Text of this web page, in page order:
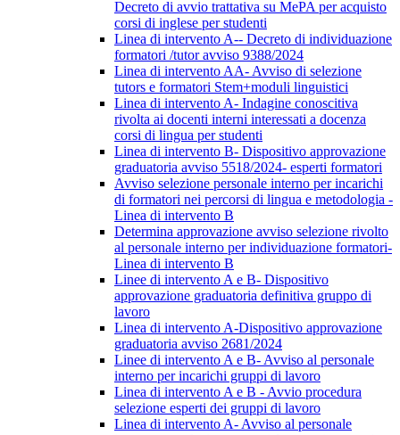
Decreto di avvio trattativa su MePA per acquisto
corsi di inglese per studenti
Linea di intervento A-- Decreto di individuazione
formatori /tutor avviso 9388/2024
Linea di intervento AA- Avviso di selezione
tutors e formatori Stem+moduli linguistici
Linea di intervento A- Indagine conoscitiva
rivolta ai docenti interni interessati a docenza
corsi di lingua per studenti
Linea di intervento B- Dispositivo approvazione
graduatoria avviso 5518/2024- esperti formatori
Avviso selezione personale interno per incarichi
di formatori nei percorsi di lingua e metodologia -
Linea di intervento B
Determina approvazione avviso selezione rivolto
al personale interno per individuazione formatori-
Linea di intervento B
Linee di intervento A e B- Dispositivo
approvazione graduatoria definitiva gruppo di
lavoro
Linea di intervento A-Dispositivo approvazione
graduatoria avviso 2681/2024
Linee di intervento A e B- Avviso al personale
interno per incarichi gruppi di lavoro
Linea di intervento A e B - Avvio procedura
selezione esperti dei gruppi di lavoro
Linea di intervento A- Avviso al personale